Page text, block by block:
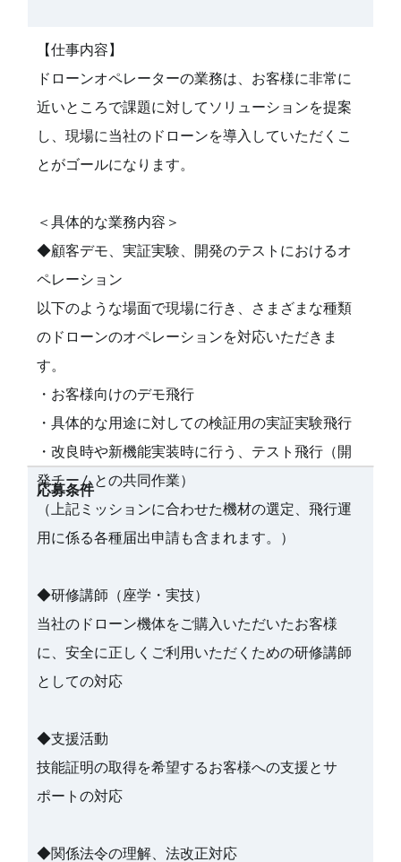
【仕事内容】
ドローンオペレーターの業務は、お客様に非常に
近いところで課題に対してソリューションを提案
し、現場に当社のドローンを導入していただくこ
とがゴールになります。
＜具体的な業務内容＞
◆顧客デモ、実証実験、開発のテストにおけるオ
ペレーション
以下のような場面で現場に行き、さまざまな種類
のドローンのオペレーションを対応いただきま
す。
・お客様向けのデモ飛行
・具体的な用途に対しての検証用の実証実験飛行
・改良時や新機能実装時に行う、テスト飛行（開
発チームとの共同作業）
（上記ミッションに合わせた機材の選定、飛行運
用に係る各種届出申請も含まれます。）
◆研修講師（座学・実技）
当社のドローン機体をご購入いただいたお客様
に、安全に正しくご利用いただくための研修講師
としての対応
◆支援活動
技能証明の取得を希望するお客様への支援とサ
ポートの対応
◆関係法令の理解、法改正対応
応募条件